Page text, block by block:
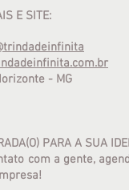
E SITE:
- MG
PARA A SUA
com a gente,